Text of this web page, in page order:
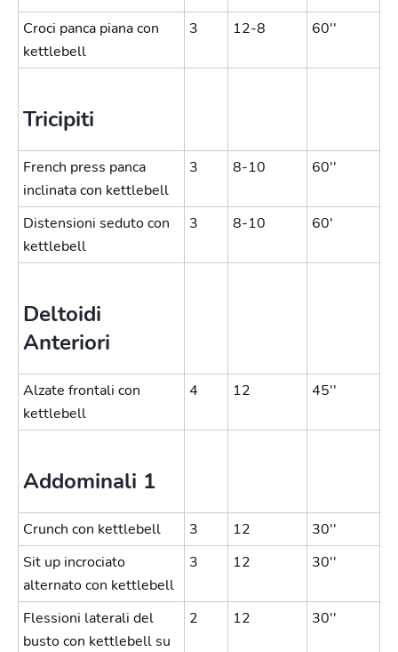
Croci panca piana con
kettlebell
3 12-8 60''
Tricipiti
French press panca
inclinata con kettlebell
3 8-10 60''
Distensioni seduto con
kettlebell
3 8-10 60'
Deltoidi
Anteriori
Alzate frontali con
kettlebell
4 12 45''
Addominali 1
Crunch con kettlebell 3 12
30''
Sit up incrociato
alternato con kettlebell
3 12 30''
Flessioni laterali del
busto con kettlebell su
2 12 30''